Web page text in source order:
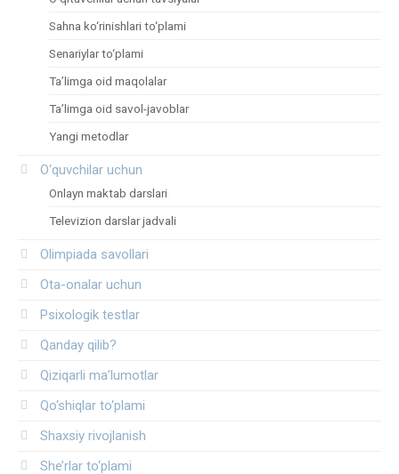
Sahna ko‘rinishlari to‘plami
Senariylar to‘plami
Ta’limga oid maqolalar
Ta’limga oid savol-javoblar
Yangi metodlar
O‘quvchilar uchun
Onlayn maktab darslari
Televizion darslar jadvali
Olimpiada savollari
Ota-onalar uchun
Psixologik testlar
Qanday qilib?
Qiziqarli ma’lumotlar
Qo‘shiqlar to‘plami
Shaxsiy rivojlanish
She’rlar to‘plami